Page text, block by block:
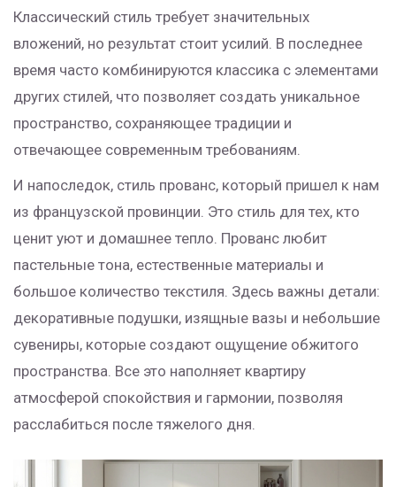
Классический стиль требует значительных
вложений, но результат стоит усилий. В последнее
время часто комбинируются классика с элементами
других стилей, что позволяет создать уникальное
пространство, сохраняющее традиции и
отвечающее современным требованиям.
И напоследок, стиль прованс, который пришел к нам
из французской провинции. Это стиль для тех, кто
ценит уют и домашнее тепло. Прованс любит
пастельные тона, естественные материалы и
большое количество текстиля. Здесь важны детали:
декоративные подушки, изящные вазы и небольшие
сувениры, которые создают ощущение обжитого
пространства. Все это наполняет квартиру
атмосферой спокойствия и гармонии, позволяя
расслабиться после тяжелого дня.